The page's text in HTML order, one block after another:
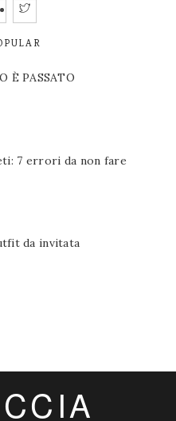
È PASSATO
7 errori da non fare
da invitata